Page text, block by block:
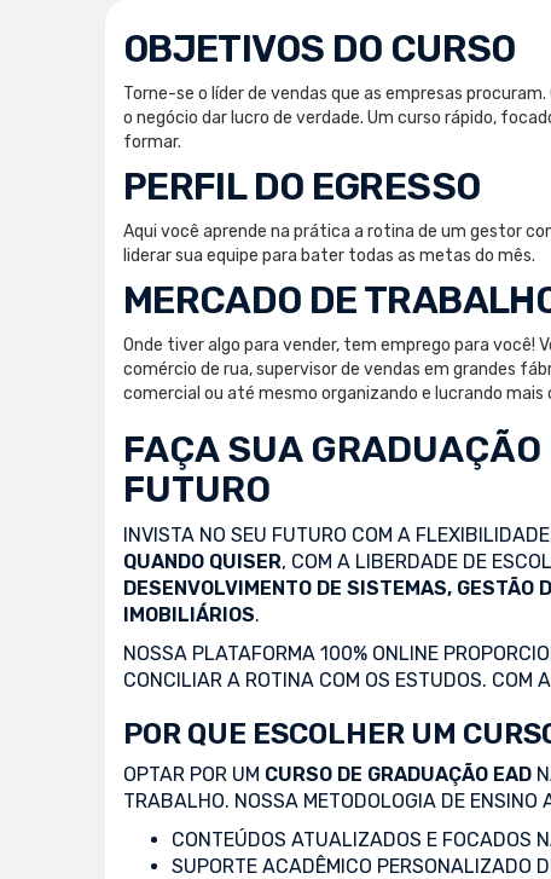
OBJETIVOS DO CURSO
Torne-se o líder de vendas que as empresas
o negócio dar lucro de verdade. Um curso rápido,
formar.
PERFIL DO EGRESSO
Aqui você aprende na prática a rotina de um gestor
liderar sua equipe para bater todas as metas do mês.
MERCADO DE
Onde tiver algo para vender, tem emprego para você!
comércio de rua, supervisor de vendas em grandes
comercial ou até mesmo organizando e lucrando mais
FAÇA SUA GRADUAÇÃO
FUTURO
INVISTA NO SEU FUTURO COM A
QUANDO QUISER, COM A LIBERDADE DE
DESENVOLVIMENTO DE SISTEMAS, GESTÃO
IMOBILIÁRIOS.
NOSSA PLATAFORMA 100% ONLINE
CONCILIAR A ROTINA COM OS ESTUDOS. COM A
POR QUE ESCOLHER UM
OPTAR POR UM CURSO DE GRADUAÇÃO EAD
TRABALHO. NOSSA METODOLOGIA DE
CONTEÚDOS ATUALIZADOS E FOCADOS
SUPORTE ACADÊMICO PERSONALIZADO